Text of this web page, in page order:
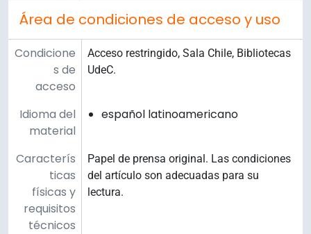
Área de condiciones de acceso y uso
Condicione
s de
acceso
Acceso restringido, Sala Chile, Bibliotecas
UdeC.
Idioma del
material
español latinoamericano
Caracterís
ticas
físicas y
requisitos
técnicos
Papel de prensa original. Las condiciones
del artículo son adecuadas para su
lectura.